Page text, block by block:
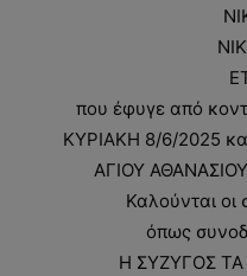
που έφυγε από
ΚΥΡΙΑΚΗ 8/6/2025
ΑΓΙΟΥ
Καλούνται οι
όπως
Η ΣΥΖΥΓΟΣ